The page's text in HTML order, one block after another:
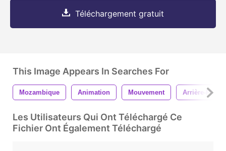
Téléchargement gratuit
This Image Appears In Searches For
Mozambique Animation Mouvement Arrière-Plans
Les Utilisateurs Qui Ont Téléchargé Ce
Fichier Ont Également Téléchargé